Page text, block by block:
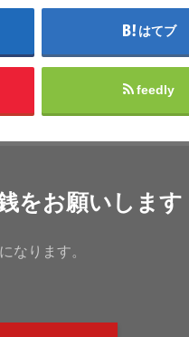
はてブ
feedly
をお願いします
なります。